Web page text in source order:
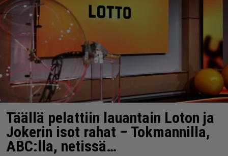
Täällä pelattiin lauantain Loton ja
Jokerin isot rahat – Tokmannilla,
ABC:lla, netissä…